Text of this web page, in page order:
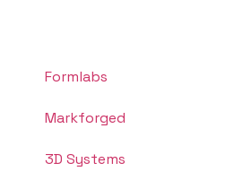
Formlabs
Markforged
3D Systems